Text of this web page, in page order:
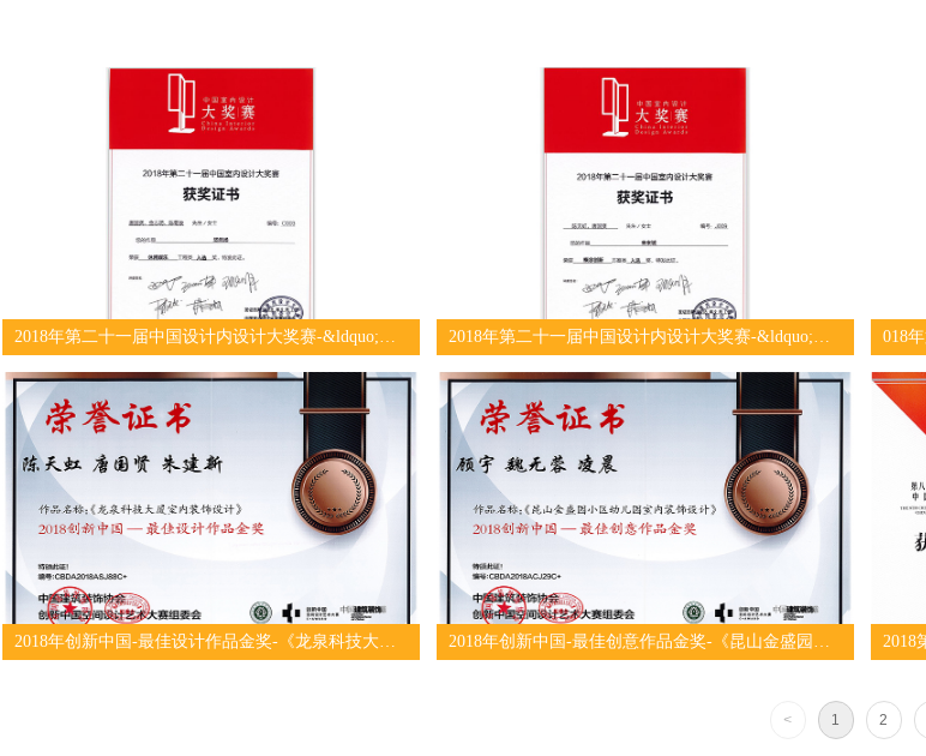
2018年第二十一届中国设计内设计大奖赛-&ldquo;悠然汤” 荣获休闲娱乐工程类入选奖 2018年第二十一届中国设计内设计大奖赛-&ldquo;未来城” 荣获概念创新方案类入选奖
2018年创新中国-最佳设计作品金奖-《龙泉科技大厦室内装饰设计》 2018年创新中国-最佳创意作品金奖-《昆山金盛园小区幼儿园室内装饰设计》
< 1 2